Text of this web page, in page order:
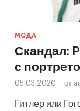
МОДА
Скандал:
с
05.03.2020 - от
Гитлер или